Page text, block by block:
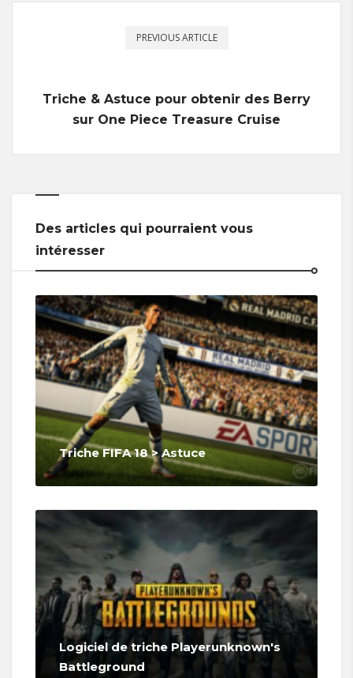
PREVIOUS ARTICLE
Triche & Astuce pour obtenir des Berry
sur One Piece Treasure Cruise
Des articles qui pourraient vous
intéresser
Triche FIFA 18 > Astuce
Logiciel de triche Playerunknown's
Battleground